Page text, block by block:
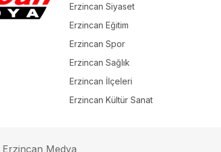
Erzincan Siyaset
Erzincan Eğitim
Erzincan Spor
Erzincan Sağlık
Erzincan İlçeleri
Erzincan Kültür Sanat
Erzincan Medya